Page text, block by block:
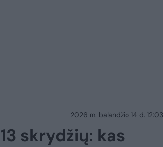
2026 m. balandžio 14 d. 12:03
skrydžių: kas